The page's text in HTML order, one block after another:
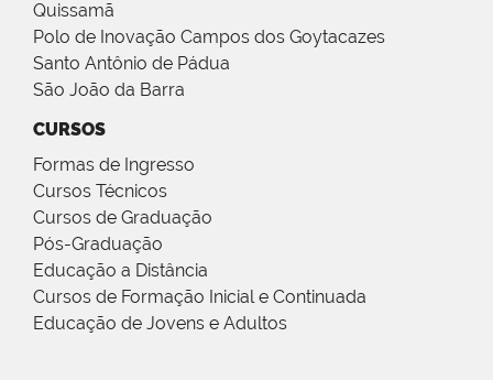
Quissamã
Polo de Inovação Campos dos Goytacazes
Santo Antônio de Pádua
São João da Barra
CURSOS
Formas de Ingresso
Cursos Técnicos
Cursos de Graduação
Pós-Graduação
Educação a Distância
Cursos de Formação Inicial e Continuada
Educação de Jovens e Adultos